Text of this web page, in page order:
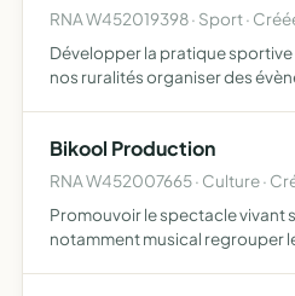
RNA W452019398 · Sport ·
Développer la pratique
nos ruralités organiser des
Bikool Production
RNA W452007665 · Culture ·
Promouvoir le spectacle vivant
notamment musical regrouper